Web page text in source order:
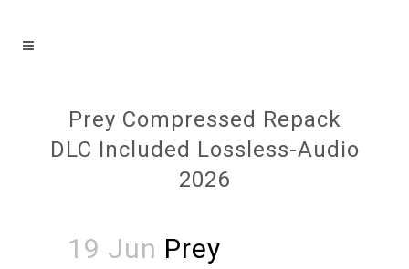
Prey Compressed Repack
DLC Included Lossless-Audio
2026
19 Jun Prey